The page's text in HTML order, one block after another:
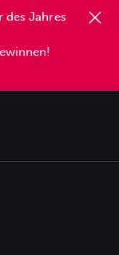
des Jahres